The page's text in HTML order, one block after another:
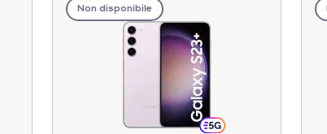
Non disponibile